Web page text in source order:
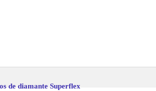
de diamante Superflex